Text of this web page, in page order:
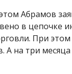
Абрамов
в цепочке
При
А на три